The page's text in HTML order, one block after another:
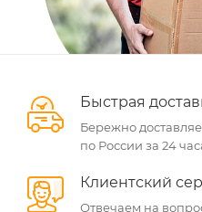
Быстрая
Бережно
по России за 24
Клиентский
Отвечаем на